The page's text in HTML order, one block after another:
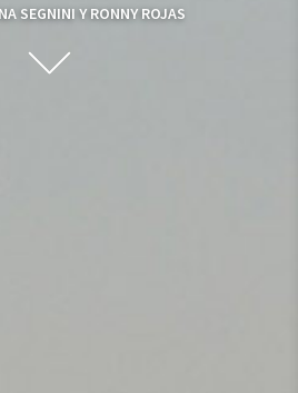
SEGNINI Y RONNY ROJAS